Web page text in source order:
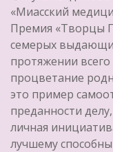
«Миасский
Премия «Творцы
семерых
протяжении
процветание
это пример
преданности
личная
лучшему